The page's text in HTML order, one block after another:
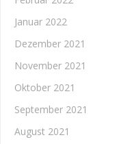
Januar 2022
Dezember 2021
November 2021
Oktober 2021
September 2021
August 2021